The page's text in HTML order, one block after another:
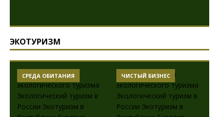
ЭКОТУРИЗМ
СРЕДА ОБИТАНИЯ ЧИСТЫЙ БИЗНЕС